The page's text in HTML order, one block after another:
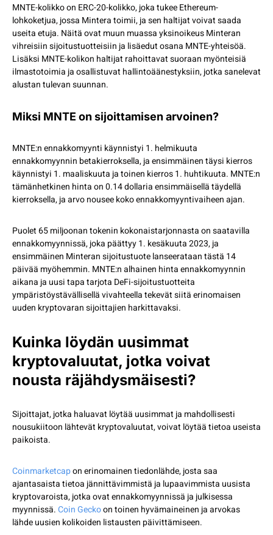
MNTE-kolikko on ERC-20-kolikko, joka tukee Ethereum-
lohkoketjua, jossa Mintera toimii, ja sen haltijat voivat saada
useita etuja. Näitä ovat muun muassa yksinoikeus Minteran
vihreisiin sijoitustuotteisiin ja lisäedut osana MNTE-yhteisöä.
Lisäksi MNTE-kolikon haltijat rahoittavat suoraan myönteisiä
ilmastotoimia ja osallistuvat hallintoäänestyksiin, jotka sanelevat
alustan tulevan suunnan.
Miksi MNTE on sijoittamisen arvoinen?
MNTE:n ennakkomyynti käynnistyi 1. helmikuuta
ennakkomyynnin betakierroksella, ja ensimmäinen täysi kierros
käynnistyi 1. maaliskuuta ja toinen kierros 1. huhtikuuta. MNTE:n
tämänhetkinen hinta on 0.14 dollaria ensimmäisellä täydellä
kierroksella, ja arvo nousee koko ennakkomyyntivaiheen ajan.
Puolet 65 miljoonan tokenin kokonaistarjonnasta on saatavilla
ennakkomyynnissä, joka päättyy 1. kesäkuuta 2023, ja
ensimmäinen Minteran sijoitustuote lanseerataan tästä 14
päivää myöhemmin. MNTE:n alhainen hinta ennakkomyynnin
aikana ja uusi tapa tarjota DeFi-sijoitustuotteita
ympäristöystävällisellä vivahteella tekevät siitä erinomaisen
uuden kryptovaran sijoittajien harkittavaksi.
Kuinka löydän uusimmat
kryptovaluutat, jotka voivat
nousta räjähdysmäisesti?
Sijoittajat, jotka haluavat löytää uusimmat ja mahdollisesti
nousukiitoon lähtevät kryptovaluutat, voivat löytää tietoa useista
paikoista.
Coinmarketcapon erinomainen tiedonlähde, josta saa
ajantasaista tietoa jännittävimmistä ja lupaavimmista uusista
kryptovaroista, jotka ovat ennakkomyynnissä ja julkisessa
myynnissä.Coin Geckoon toinen hyvämaineinen ja arvokas
lähde uusien kolikoiden listausten päivittämiseen.